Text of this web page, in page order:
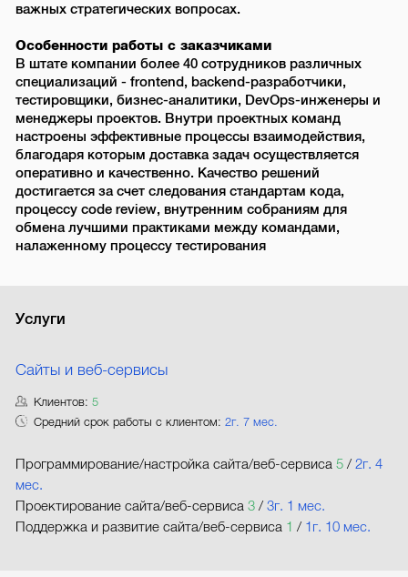
важных стратегических вопросах.
Особенности работы с заказчиками
В штате компании более 40 сотрудников различных
специализаций - frontend, backend-разработчики,
тестировщики, бизнес-аналитики, DevOps-инженеры и
менеджеры проектов. Внутри проектных команд
настроены эффективные процессы взаимодействия,
благодаря которым доставка задач осуществляется
оперативно и качественно. Качество решений
достигается за счет следования стандартам кода,
процессу code review, внутренним собраниям для
обмена лучшими практиками между командами,
налаженному процессу тестирования
Услуги
Сайты и веб-сервисы
Клиентов:5
Средний срок работы с клиентом:2г. 7 мес.
Программирование/настройка сайта/веб-сервиса 5 /2г. 4
мес.
Проектирование сайта/веб-сервиса 3 /3г. 1 мес.
Поддержка и развитие сайта/веб-сервиса 1 / 1г. 10 мес.